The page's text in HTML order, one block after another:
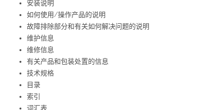
安装说明
如何使用/操作产品的说明
故障排除部分和有关如何解决问题的说明
维护信息
维修信息
有关产品和包装处置的信息
技术规格
目录
索引
词汇表